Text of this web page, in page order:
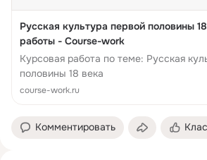
Русская культура первой половины
работы - Course-work
Курсовая работа по теме: Русская
половины 18 века
course-work.ru
Комментировать